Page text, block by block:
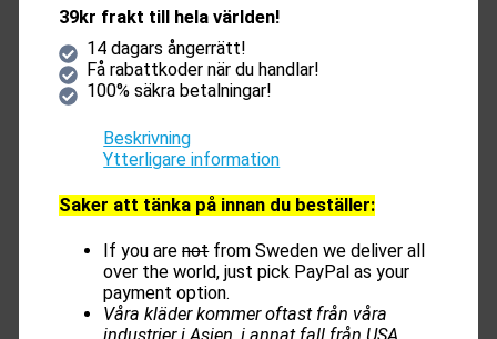
39kr frakt till hela världen!
14 dagars ångerrätt!
Få rabattkoder när du handlar!
100% säkra betalningar!
Beskrivning
Ytterligare information
Saker att tänka på innan du beställer:
If you arenotfrom Sweden we deliver all
over the world, just pick PayPal as your
payment option.
Våra kläder kommer oftast från våra